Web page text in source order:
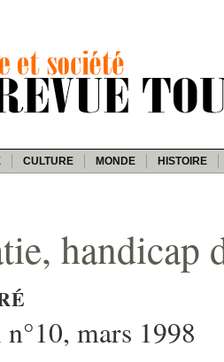
CULTURE MONDE HISTOIRE
handicap
mars 1998